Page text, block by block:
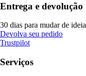
Entrega e devolução
30 dias para mudar de ideia
Devolva seu pedido
Trustpilot
Serviços